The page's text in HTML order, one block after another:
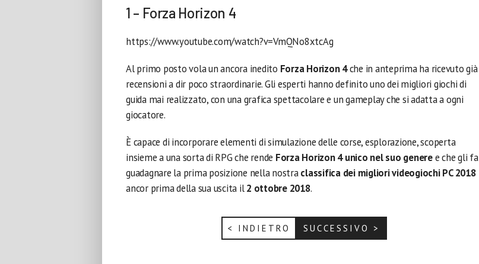
1 – Forza Horizon 4
https://www.youtube.com/watch?v=VmQNo8xtcAg
Al primo posto vola un ancora inedito Forza Horizon 4che in anteprima ha ricevuto già
recensioni a dir poco straordinarie. Gli esperti hanno definito uno dei migliori giochi di
guida mai realizzato, con una grafica spettacolare e un gameplay che si adatta a ogni
giocatore.
È capace di incorporare elementi di simulazione delle corse, esplorazione, scoperta
insieme a una sorta di RPG che rende Forza Horizon 4 unico nel suo generee che gli fa
guadagnare la prima posizione nella nostraclassifica dei migliori videogiochi PC 2018
ancor prima della sua uscita il2 ottobre 2018.
< INDIETRO SUCCESSIVO >